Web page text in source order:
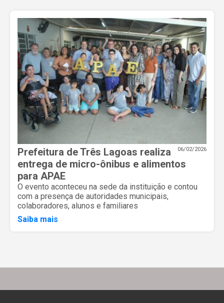
06/02/2026
Prefeitura de Três Lagoas realiza
entrega de micro-ônibus e alimentos
para APAE
O evento aconteceu na sede da instituição e contou
com a presença de autoridades municipais,
colaboradores, alunos e familiares
Saiba mais